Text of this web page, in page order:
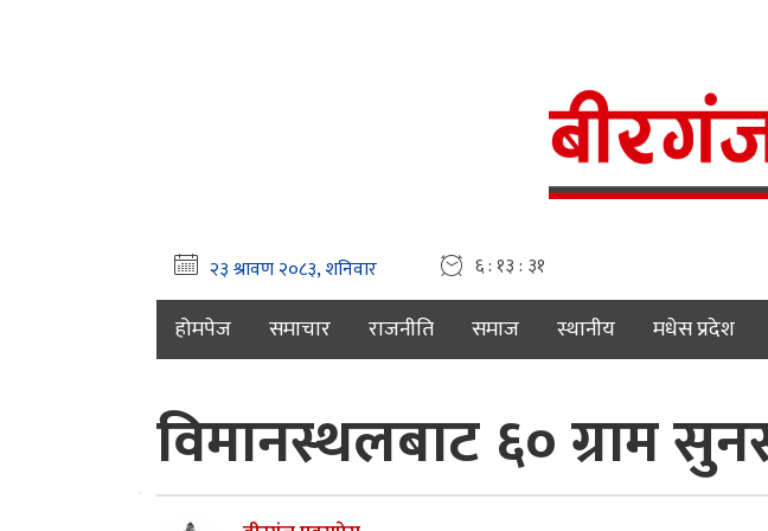
६ : १३ : ३२
होमपेज समाचार राजनीति समाज स्थानीय मधेस प्रदेश
विमानस्थलबाट ६० ग्राम